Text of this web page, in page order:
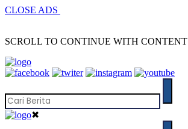
CLOSE ADS
SCROLL TO CONTINUE WITH CONTENT
✖